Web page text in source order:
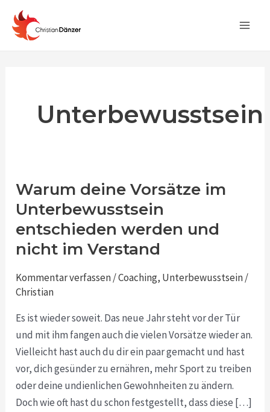
Inhalt
springen
Unterbewusstsein
Warum deine Vorsätze im
Unterbewusstsein
entschieden werden und
nicht im Verstand
Kommentar verfassen/Coaching, Unterbewusstsein/
Christian
Es ist wieder soweit. Das neue Jahr steht vor der Tür
und mit ihm fangen auch die vielen Vorsätze wieder an.
Vielleicht hast auch du dir ein paar gemacht und hast
vor, dich gesünder zu ernähren, mehr Sport zu treiben
oder deine undienlichen Gewohnheiten zu ändern.
Doch wie oft hast du schon festgestellt, dass diese […]
Warum
deine
Vorsätze
im
Unterbewusstsein
entschieden
werden
nicht
im
Verstand
Post
pagination